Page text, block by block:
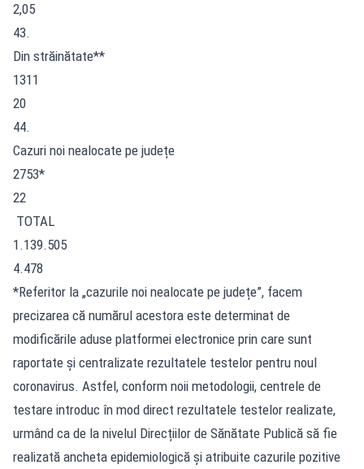
2,05
43.
Din străinătate**
1311
20
44.
Cazuri noi nealocate pe județe
2753*
22
TOTAL
1.139.505
4.478
*Referitor la „cazurile noi nealocate pe județe”, facem
precizarea că numărul acestora este determinat de
modificările aduse platformei electronice prin care sunt
raportate și centralizate rezultatele testelor pentru noul
coronavirus. Astfel, conform noii metodologii, centrele de
testare introduc în mod direct rezultatele testelor realizate,
urmând ca de la nivelul Direcțiilor de Sănătate Publică să fie
realizată ancheta epidemiologică și atribuite cazurile pozitive